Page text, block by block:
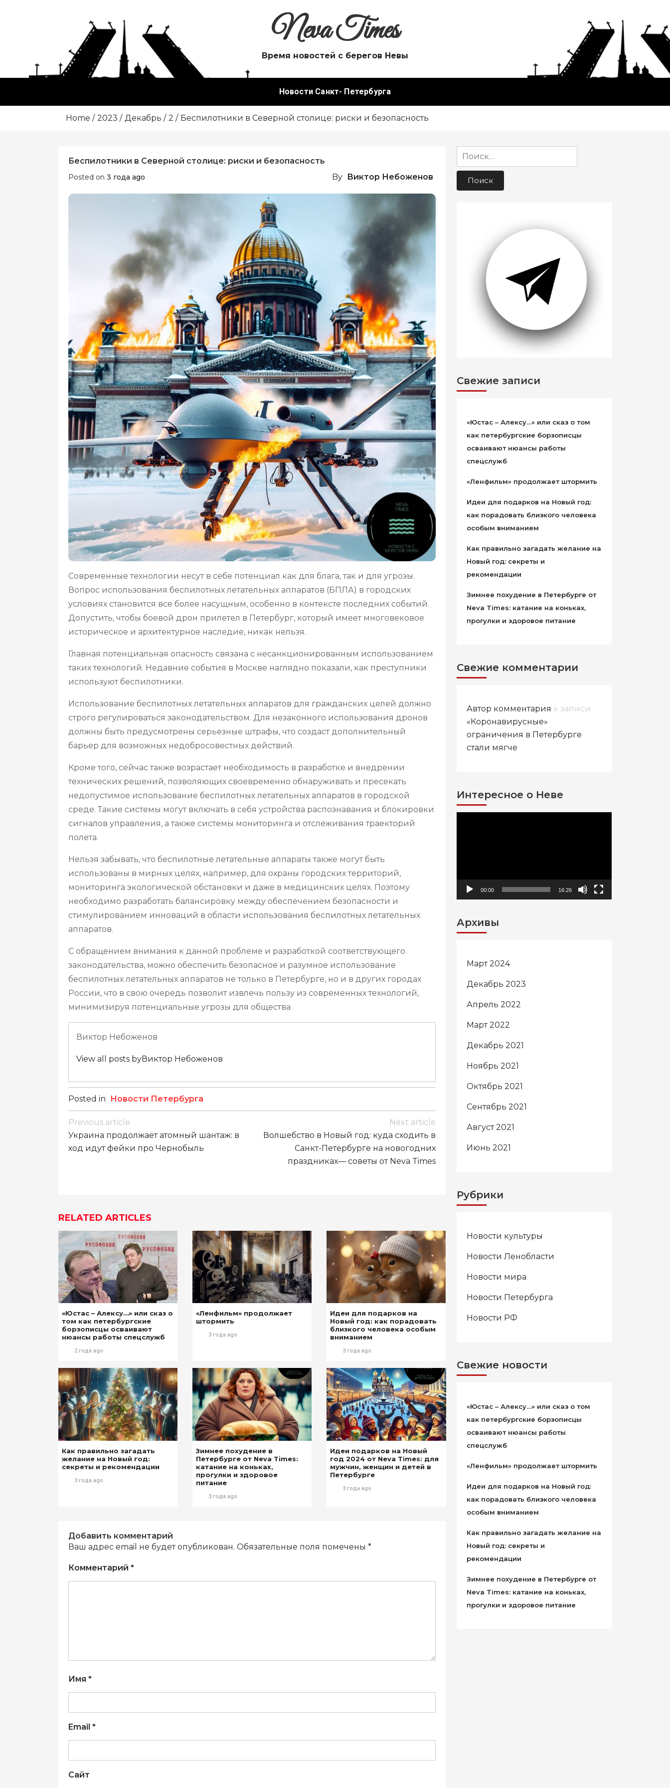
Neva Times
Время новостей с берегов Невы
Новости Санкт- Петербурга
Home 2023 Декабрь 2 Беспилотники в Северной столице: риски и безопасность
Беспилотники в Северной столице: риски и безопасность
Posted on 3 года ago By Виктор Небоженов
Современные технологии несут в себе потенциал как для блага, так и для угрозы.
Вопрос использования беспилотных летательных аппаратов (БПЛА) в городских
условиях становится все более насущным, особенно в контексте последних событий.
Допустить, чтобы боевой дрон прилетел в Петербург, который имеет многовековое
историческое и архитектурное наследие, никак нельзя.
Главная потенциальная опасность связана с несанкционированным использованием
таких технологий. Недавние события в Москве наглядно показали, как преступники
используют беспилотники.
Использование беспилотных летательных аппаратов для гражданских целей должно
строго регулироваться законодательством. Для незаконного использования дронов
должны быть предусмотрены серьезные штрафы, что создаст дополнительный
барьер для возможных недобросовестных действий.
Кроме того, сейчас также возрастает необходимость в разработке и внедрении
технических решений, позволяющих своевременно обнаруживать и пресекать
недопустимое использование беспилотных летательных аппаратов в городской
среде. Такие системы могут включать в себя устройства распознавания и блокировки
сигналов управления, а также системы мониторинга и отслеживания траекторий
полета.
Нельзя забывать, что беспилотные летательные аппараты также могут быть
использованы в мирных целях, например, для охраны городских территорий,
мониторинга экологической обстановки и даже в медицинских целях. Поэтому
необходимо разработать балансировку между обеспечением безопасности и
стимулированием инноваций в области использования беспилотных летательных
аппаратов.
С обращением внимания к данной проблеме и разработкой соответствующего
законодательства, можно обеспечить безопасное и разумное использование
беспилотных летательных аппаратов не только в Петербурге, но и в других городах
России, что в свою очередь позволит извлечь пользу из современных технологий,
минимизируя потенциальные угрозы для общества
Виктор Небоженов
View all posts byВиктор Небоженов
Posted in Новости Петербурга
Навигация
по
записям
Previous article
Украина продолжает атомный шантаж: в
ход идут фейки про Чернобыль
Next article
Волшебство в Новый год: куда сходить в
Санкт-Петербурге на новогодних
праздниках— советы от Neva Times
RELATED ARTICLES
«Юстас – Алексу…» или сказ о
том как петербургские
борзописцы осваивают
нюансы работы спецслужб
2 года ago
«Ленфильм» продолжает
штормить
3 года ago
Идеи для подарков на
Новый год: как порадовать
близкого человека особым
вниманием
3 года ago
Как правильно загадать
желание на Новый год:
секреты и рекомендации
3 года ago
Зимнее похудение в
Петербурге от Neva Times:
катание на коньках,
прогулки и здоровое
питание
3 года ago
Идеи подарков на Новый
год 2024 от Neva Times: для
мужчин, женщин и детей в
Петербурге
3 года ago
Добавить комментарий
Ваш адрес email не будет опубликован. Обязательные поля помечены *
Комментарий *
Имя *
Email *
Сайт
Найти:
Свежие записи
«Юстас – Алексу…» или сказ о том
как петербургские борзописцы
осваивают нюансы работы
спецслужб
«Ленфильм» продолжает штормить
Идеи для подарков на Новый год:
как порадовать близкого человека
особым вниманием
Как правильно загадать желание на
Новый год: секреты и
рекомендации
Зимнее похудение в Петербурге от
Neva Times: катание на коньках,
прогулки и здоровое питание
Свежие комментарии
Автор комментария к записи
«Коронавирусные»
ограничения в Петербурге
стали мягче
Интересное о Неве
00:00 16:26
Архивы
Март 2024
Декабрь 2023
Апрель 2022
Март 2022
Декабрь 2021
Ноябрь 2021
Октябрь 2021
Сентябрь 2021
Август 2021
Июнь 2021
Рубрики
Новости культуры
Новости Ленобласти
Новости мира
Новости Петербурга
Новости РФ
Свежие новости
«Юстас – Алексу…» или сказ о том
как петербургские борзописцы
осваивают нюансы работы
спецслужб
«Ленфильм» продолжает штормить
Идеи для подарков на Новый год:
как порадовать близкого человека
особым вниманием
Как правильно загадать желание на
Новый год: секреты и
рекомендации
Зимнее похудение в Петербурге от
Neva Times: катание на коньках,
прогулки и здоровое питание